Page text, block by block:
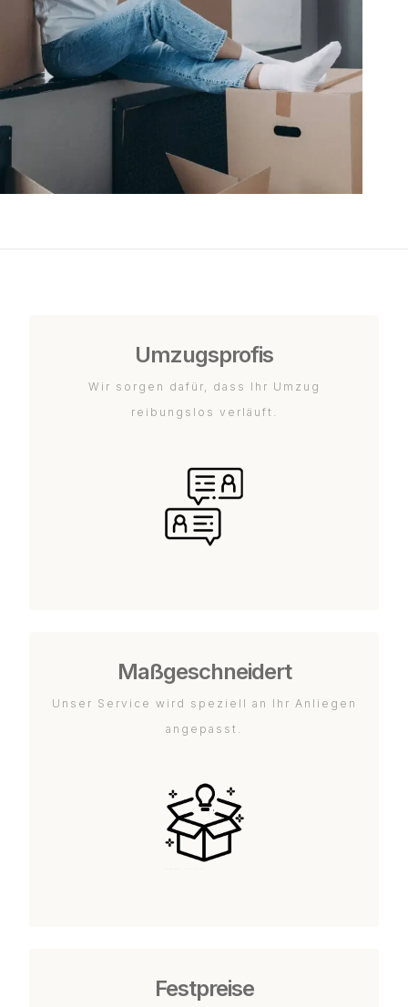
Umzugsprofis
Wir sorgen dafür, dass Ihr Umzug
reibungslos verläuft.
Maßgeschneidert
Unser Service wird speziell an Ihr Anliegen
angepasst.
Festpreise